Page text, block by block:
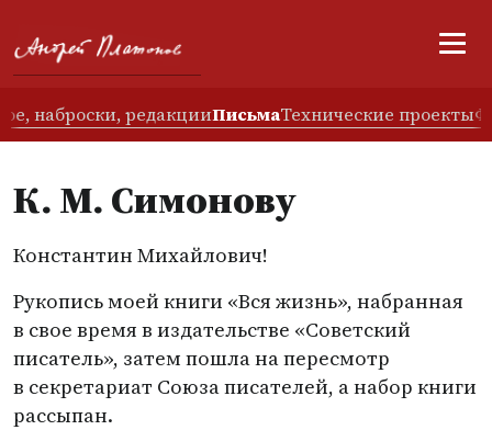
наброски, редакцииПисьмаТехнические проекты
К. М. Симонову
Константин Михайлович!
Рукопись моей книги «Вся жизнь», набранная
в свое время в издательстве «Советский
писатель», затем пошла на пересмотр
в секретариат Союза писателей, а набор книги
рассыпан.